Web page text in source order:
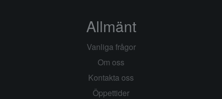
Allmänt
Vanliga frågor
Om oss
Kontakta oss
Öppettider